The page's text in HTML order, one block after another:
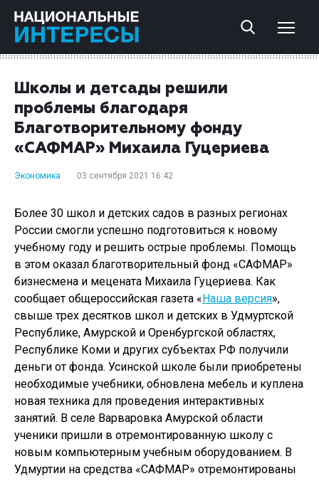
Школы и детсады решили
проблемы благодаря
Благотворительному фонду
«САФМАР» Михаила Гуцериева
Экономика 03 сентября 2021 16:42
Более 30 школ и детских садов в разных регионах
России смогли успешно подготовиться к новому
учебному году и решить острые проблемы. Помощь
в этом оказал благотворительный фонд «САФМАР»
бизнесмена и мецената Михаила Гуцериева. Как
сообщает общероссийская газета «Наша версия»,
свыше трех десятков школ и детских в Удмуртской
Республике, Амурской и Оренбургской областях,
Республике Коми и других субъектах РФ получили
деньги от фонда. Усинской школе были приобретены
необходимые учебники, обновлена мебель и куплена
новая техника для проведения интерактивных
занятий. В селе Варваровка Амурской области
ученики пришли в отремонтированную школу с
новым компьютерным учебным оборудованием. В
Удмуртии на средства «САФМАР» отремонтированы